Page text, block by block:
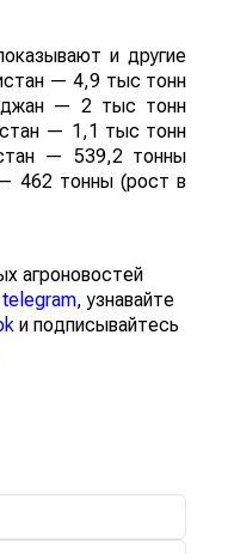
и другие
— 4,9 тыс тонн
— 2 тыс тонн
— 1,1 тыс тонн
— 539,2 тонны
462 тонны (рост в
агроновостей
telegram, узнавайте
и подписывайтесь